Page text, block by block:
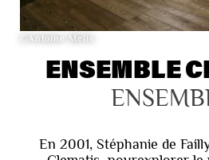
©Antoine Melis
ENSEMBLE
En 2001, Stéphanie de